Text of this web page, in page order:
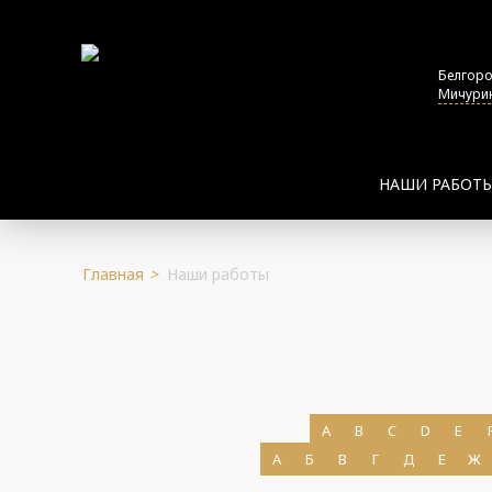
НАШИ
Главная > Наши работы
A B C D E
А
Б В Г Д Е Ж
ПОДРОБНЕЕ
ПОДРОБНЕЕ